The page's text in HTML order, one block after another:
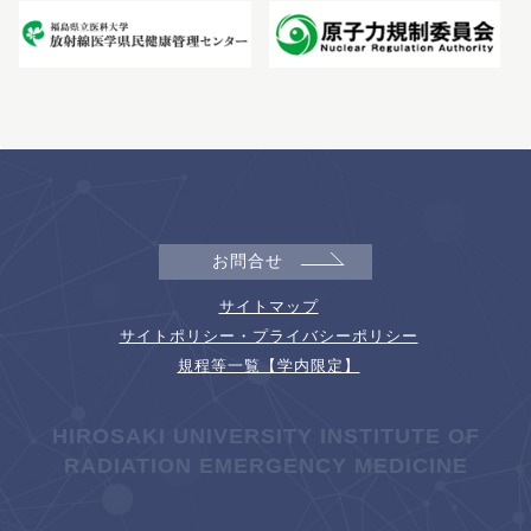
お問合せ
サイトマップ
サイトポリシー・プライバシーポリシー
規程等一覧【学内限定】
HIROSAKI UNIVERSITY INSTITUTE OF
RADIATION EMERGENCY MEDICINE